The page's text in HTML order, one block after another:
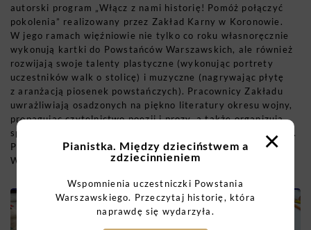
autorski program „Włącz z nami historię! Pomóż połączyć
pokolenia” realizowany przez Zakład Karny w Koronowie.
W jego ramach więźniowie nie tylko co roku własnoręcznie
wykonują kartki do Powstańców Warszawskich, ale również
rozwijają swoje talenty plastyczne (wykonując portrety
uczestników walk o stolicę) i muzyczne (nagrywając płytę
z aranżacją piosenek powstańczych). Pracownicy Zakładu
uwrażliwiają osadzonych na piękno literatury okresu wojny,
propagując czytelnictwo poezji i prozy, a także organizują
spotkania ze świadkami historii. Jednostkę odwiedziła m. in.
Pani Urszula Tauer, ps. „Ala”, uczestniczka Powstania
Warszawskiego.
×
Pianistka. Między dzieciństwem a
zdziecinnieniem
Wspomnienia uczestniczki Powstania
Warszawskiego. Przeczytaj historię, która
naprawdę się wydarzyła.